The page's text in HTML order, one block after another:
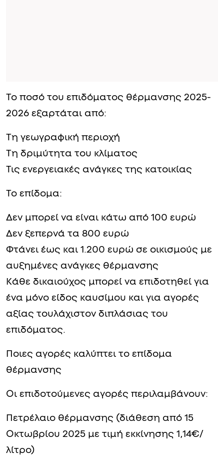
Το ποσό του επιδόματος θέρμανσης 2025-
2026 εξαρτάται από:
Τη γεωγραφική περιοχή
Τη δριμύτητα του κλίματος
Τις ενεργειακές ανάγκες της κατοικίας
Το επίδομα:
Δεν μπορεί να είναι κάτω από 100 ευρώ
Δεν ξεπερνά τα 800 ευρώ
Φτάνει έως και 1.200 ευρώ σε οικισμούς με
αυξημένες ανάγκες θέρμανσης
Κάθε δικαιούχος μπορεί να επιδοτηθεί για
ένα μόνο είδος καυσίμου και για αγορές
αξίας τουλάχιστον διπλάσιας του
επιδόματος.
Ποιες αγορές καλύπτει το επίδομα
θέρμανσης
Οι επιδοτούμενες αγορές περιλαμβάνουν:
Πετρέλαιο θέρμανσης (διάθεση από 15
Οκτωβρίου 2025 με τιμή εκκίνησης 1,14€/
λίτρο)